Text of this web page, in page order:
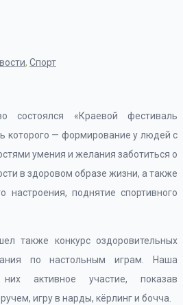
, Спорт
«Краевой фестиваль
которого — формирование у людей с
умения и желания заботиться о
в здоровом образе жизни, а также
настроения, поднятие спортивного
также конкурс оздоровительных
по настольным играм. Наша
активное участие, показав
игру в нарды, кёрлинг и бочча.